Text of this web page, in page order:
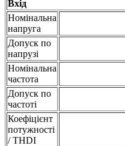
Вхід
Номінальна
напруга
Допуск по
напрузі
Номінальна
частота
Допуск по
частоті
Коефіцієнт
потужності
/ THDI